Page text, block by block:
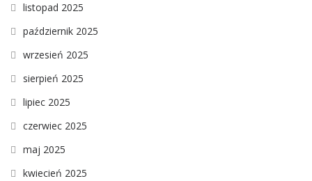
listopad 2025
październik 2025
wrzesień 2025
sierpień 2025
lipiec 2025
czerwiec 2025
maj 2025
kwiecień 2025